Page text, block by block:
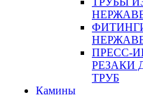
ПРЕСС-
РЕЗАКИ
ТРУБ
Камины